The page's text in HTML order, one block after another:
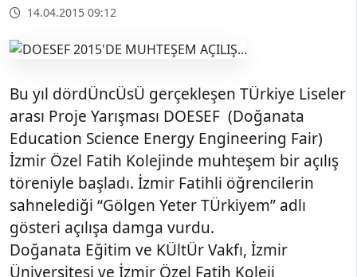
14.04.2015 09:12
Bu yıl dördÜncÜsÜ gerçekleşen TÜrkiye Liseler
arası Proje Yarışması DOESEF (Doğanata
Education Science Energy Engineering Fair)
İzmir Özel Fatih Kolejinde muhteşem bir açılış
töreniyle başladı. İzmir Fatihli öğrencilerin
sahnelediği “Gölgen Yeter TÜrkiyem” adlı
gösteri açılışa damga vurdu.
Doğanata Eğitim ve KÜltÜr Vakfı, İzmir
Üniversitesi ve İzmir Özel Fatih Koleji